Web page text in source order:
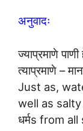
अनुवादः
ज्याप्रमाणे
त्याप्रमाणे –
Just as,
well as
धर्मs from all